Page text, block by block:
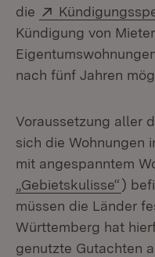
die
Extern:
Kündigung von
nach fünf Jahren
Voraussetzung aller
sich die Wohnungen
mit angespanntem
„Gebietskulisse“)
müssen die Länder
Württemberg hat
genutzte Gutachten